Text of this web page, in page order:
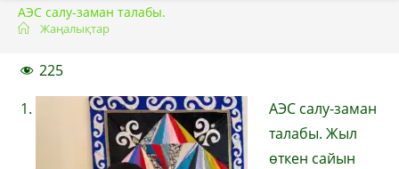
АЭС салу-заман талабы.
Жаңалықтар
225
АЭС салу-заман
талабы. Жыл
өткен сайын